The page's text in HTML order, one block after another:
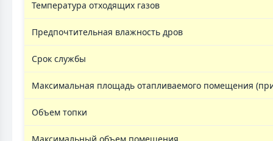
Температура отходящих газов
Предпочтительная влажность дров
Срок службы
Максимальная площадь отапливаемого помещения
Объем топки